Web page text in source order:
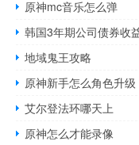
原神mc音乐怎么弹
韩国3年期公司债券收
地域鬼王攻略
原神新手怎么角色升级
艾尔登法环哪天上
原神怎么才能录像